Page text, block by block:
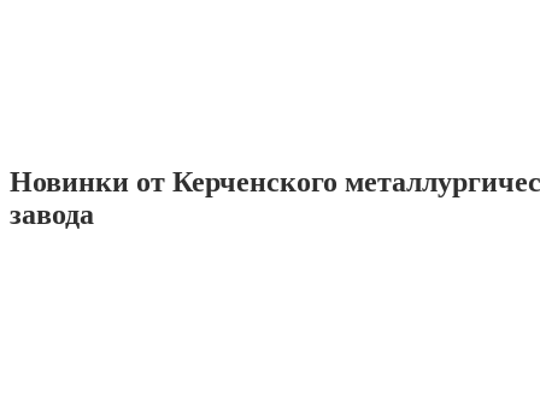
Новинки от Керченского
завода